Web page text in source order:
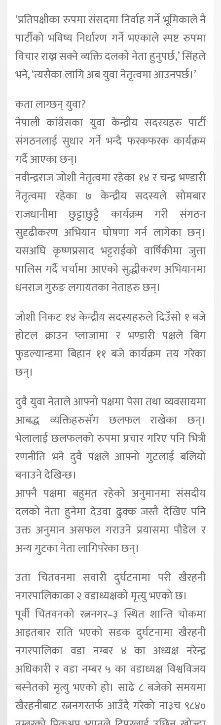
‘प्रतिपक्षीका रुपमा संसदमा निर्वाह गर्ने भूमिकाले नै
पार्टीको भविष्य निर्धारण गर्ने भएकाले स्पष्ट रुपमा
विचार राख्न सक्ने व्यक्ति दलको नेता हुनुपर्छ,’ सिंहले
भने, ‘त्यसैका लागि अब युवा नेतृत्वमा आउनपर्छ।’
कता लाग्छन् युवा?
नेपाली कांग्रेसका युवा केन्द्रीय सदस्यहरु पार्टी
संगठनलाई सुधार गर्ने भन्दै फरकफरक कार्यक्रम
गर्दै आएका छन्।
नवीन्द्रराज जोशी नेतृत्वमा रहेका १४ र चन्द्र भण्डारी
नेतृत्वमा रहेका ७ केन्द्रीय सदस्यले सोमबार
राजधानीमा छुट्टाछुट्टै कार्यक्रम गरी संगठन
सुदृढीकरण अभियान घोषणा गर्न लागेका छन्।
यसअघि कृष्णप्रसाद भट्टराईको वार्षिकीमा जुत्ता
पालिस गर्दै चर्चामा आएको सुद्धीकरण अभियानमा
धनराज गुरुङ लगायतका नेताहरु छन्।
जोशी निकट १४ केन्द्रीय सदस्यहरुले दिउँसो १ बजे
होटल क्राउन प्लाजामा र भण्डारी पक्षले बिग
फुडल्यान्डमा बिहान ११ बजे कार्यक्रम तय गरेका
छन्।
दुवै युवा नेताले आफ्नो पक्षमा पेसा तथा व्यवसायमा
आबद्ध व्यक्तिहरुसँग छलफल राखेका छन्।
भेलालाई छलफलको रुपमा प्रचार गरिए पनि भित्री
रणनीति भने दुवै पक्षले आफ्नो गुटलाई बलियो
बनाउने देखिन्छ।
आफ्नै पक्षमा बहुमत रहेको अनुमानमा संसदीय
दलको नेता हुनेमा देउवा ढुक्क जस्तै देखिए पनि
उक्त अनुमान असफल गराउने प्रयासमा पौडेल र
अन्य गुटका नेता लागिपरेका छन्।
उता चितवनमा सवारी दुर्घटनामा परी खैरहनी
नगरपालिकाका २ वडाध्यक्षको मृत्यु भएको छ।
पूर्वी चितवनको रत्ननगर–३ स्थित शान्ति चोकमा
आइतबार राति भएको सडक दुर्घटनामा खैरहनी
नगरपालिका वडा नम्बर ४ का अध्यक्ष नरेन्द्र
अधिकारी र वडा नम्बर ५ का वडाध्यक्ष विश्वविजय
बस्नेतको मृत्यु भएको हो। साढे ८ बजेको समयमा
खैरहनीबाट रत्ननगरतर्फ आउँदै गरेको ना३च ९८४०